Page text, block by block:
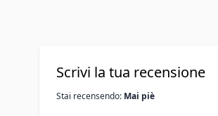
Scrivi la tua recensione
Stai recensendo: Mai piè